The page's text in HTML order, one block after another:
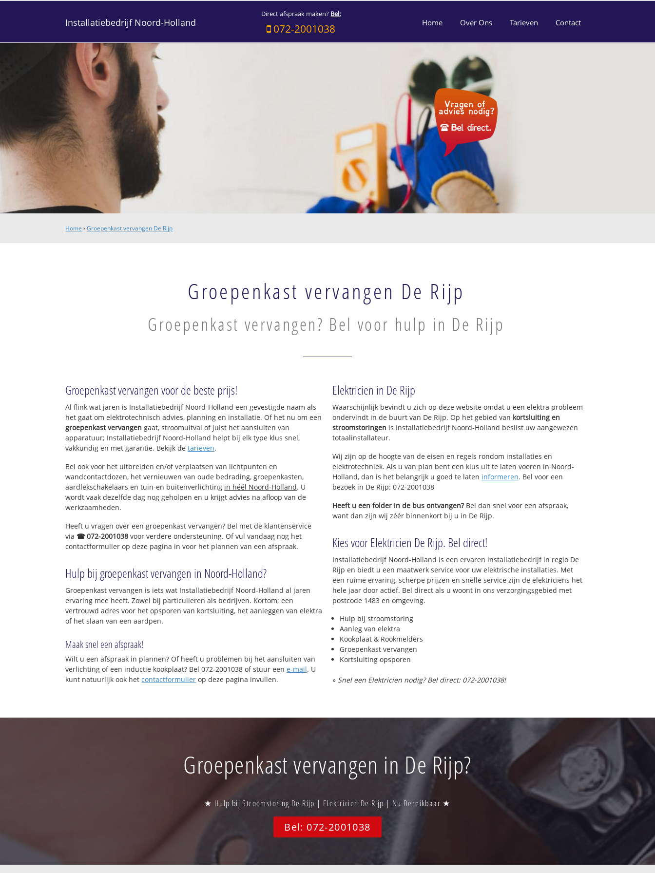
Installatiebedrijf Noord-Holland
Direct afspraak maken? Bel:
072-2001038 Home Over Ons Tarieven Contact
Home ›Groepenkast vervangen De Rijp
Groepenkast vervangen De Rijp
Groepenkast vervangen? Bel voor hulp in De Rijp
Groepenkast vervangen voor de beste prijs!
Al flink wat jaren is Installatiebedrijf Noord-Holland een gevestigde naam als
het gaat om elektrotechnisch advies, planning en installatie. Of het nu om een
groepenkast vervangen gaat, stroomuitval of juist het aansluiten van
apparatuur; Installatiebedrijf Noord-Holland helpt bij elk type klus snel,
vakkundig en met garantie. Bekijk detarieven.
Bel ook voor het uitbreiden en/of verplaatsen van lichtpunten en
wandcontactdozen, het vernieuwen van oude bedrading, groepenkasten,
aardlekschakelaars en tuin-en buitenverlichting in héél Noord-Holland. U
wordt vaak dezelfde dag nog geholpen en u krijgt advies na afloop van de
werkzaamheden.
Heeft u vragen over een groepenkast vervangen? Bel met de klantenservice
via ☎ 072-2001038 voor verdere ondersteuning. Of vul vandaag nog het
contactformulier op deze pagina in voor het plannen van een afspraak.
Hulp bij groepenkast vervangen in Noord-Holland?
Groepenkast vervangen is iets wat Installatiebedrijf Noord-Holland al jaren
ervaring mee heeft. Zowel bij particulieren als bedrijven. Kortom; een
vertrouwd adres voor het opsporen van kortsluiting, het aanleggen van elektra
of het slaan van een aardpen.
Maak snel een afspraak!
Wilt u een afspraak in plannen? Of heeft u problemen bij het aansluiten van
verlichting of een inductie kookplaat? Bel 072-2001038 of stuur eene-mail. U
kunt natuurlijk ook hetcontactformulier op deze pagina invullen.
Elektricien in De Rijp
Waarschijnlijk bevindt u zich op deze website omdat u een elektra probleem
ondervindt in de buurt van De Rijp. Op het gebied van kortsluiting en
stroomstoringen is Installatiebedrijf Noord-Holland beslist uw aangewezen
totaalinstallateur.
Wij zijn op de hoogte van de eisen en regels rondom installaties en
elektrotechniek. Als u van plan bent een klus uit te laten voeren in Noord-
Holland, dan is het belangrijk u goed te laten informeren. Bel voor een
bezoek in De Rijp: 072-2001038
Heeft u een folder in de bus ontvangen?Bel dan snel voor een afspraak,
want dan zijn wij zéér binnenkort bij u in De Rijp.
Kies voor Elektricien De Rijp. Bel direct!
Installatiebedrijf Noord-Holland is een ervaren installatiebedrijf in regio De
Rijp en biedt u een maatwerk service voor uw elektrische installaties. Met
een ruime ervaring, scherpe prijzen en snelle service zijn de elektriciens het
hele jaar door actief. Bel direct als u woont in ons verzorgingsgebied met
postcode 1483 en omgeving.
Hulp bij stroomstoring
Aanleg van elektra
Kookplaat & Rookmelders
Groepenkast vervangen
Kortsluiting opsporen
» Snel een Elektricien nodig? Bel direct: 072-2001038!
Groepenkast vervangen in De Rijp?
★ Hulp bij Stroomstoring De Rijp | Elektricien De Rijp | Nu Bereikbaar ★
Bel: 072-2001038